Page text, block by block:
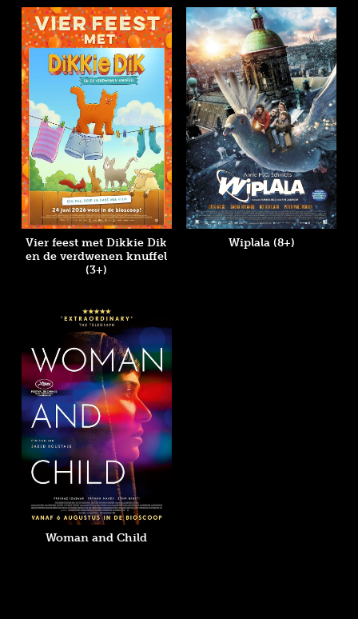
Vier feest met Dikkie Dik
en de verdwenen knuffel
(3+)
Wiplala (8+)
Woman and Child